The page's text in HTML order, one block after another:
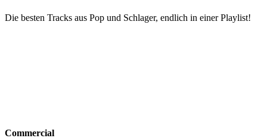
Die besten Tracks aus Pop und Schlager, endlich in einer Playlist!
Commercial